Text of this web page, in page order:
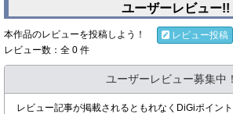
ユーザーレビュー!!
本作品のレビューを投稿しよう！
レビュー投稿
レビュー数：全 0 件
ユーザーレビュー募集中！
レビュー記事が掲載されるともれなくDiGiポイン